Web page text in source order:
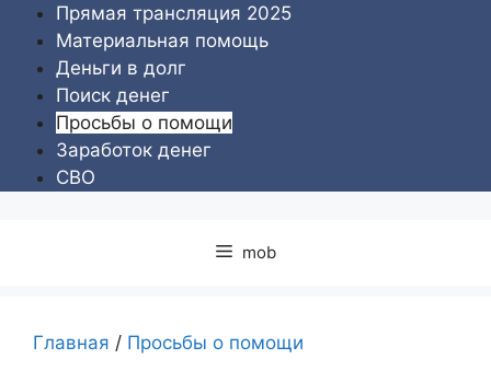
Перейти
содержимому
Прямая трансляция 2025
Материальная помощь
Деньги в долг
Поиск денег
Просьбы о помощи
Заработок денег
СВО
mob
Главная / Просьбы о помощи